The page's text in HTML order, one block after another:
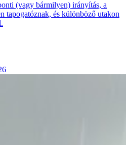
(vagy bármilyen) irányítás, a
tapogatóznak, és különböző utakon